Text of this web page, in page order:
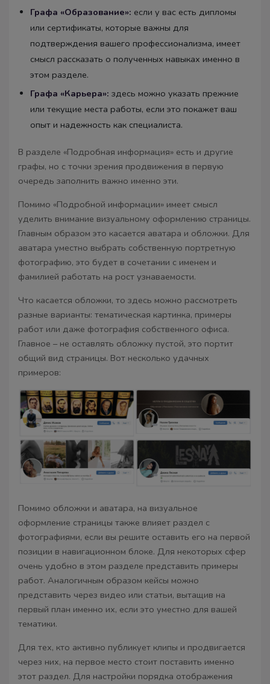
Графа «Образование»: если у вас есть дипломы
или сертификаты, которые важны для
подтверждения вашего профессионализма, имеет
смысл рассказать о полученных навыках именно в
этом разделе.
Графа «Карьера»: здесь можно указать прежние
или текущие места работы, если это покажет ваш
опыт и надежность как специалиста.
В разделе «Подробная информация» есть и другие
графы, но с точки зрения продвижения в первую
очередь заполнить важно именно эти.
Помимо «Подробной информации» имеет смысл
уделить внимание визуальному оформлению страницы.
Главным образом это касается аватара и обложки. Для
аватара уместно выбрать собственную портретную
фотографию, это будет в сочетании с именем и
фамилией работать на рост узнаваемости.
Что касается обложки, то здесь можно рассмотреть
разные варианты: тематическая картинка, примеры
работ или даже фотография собственного офиса.
Главное – не оставлять обложку пустой, это портит
общий вид страницы. Вот несколько удачных
примеров:
Помимо обложки и аватара, на визуальное
оформление страницы также влияет раздел с
фотографиями, если вы решите оставить его на первой
позиции в навигационном блоке. Для некоторых сфер
очень удобно в этом разделе представить примеры
работ. Аналогичным образом кейсы можно
представить через видео или статьи, вытащив на
первый план именно их, если это уместно для вашей
тематики.
Для тех, кто активно публикует клипы и продвигается
через них, на первое место стоит поставить именно
этот раздел. Для настройки порядка отображения